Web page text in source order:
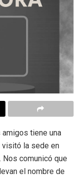
tiene una
visitó la sede en
Nos comunicó que
el nombre de